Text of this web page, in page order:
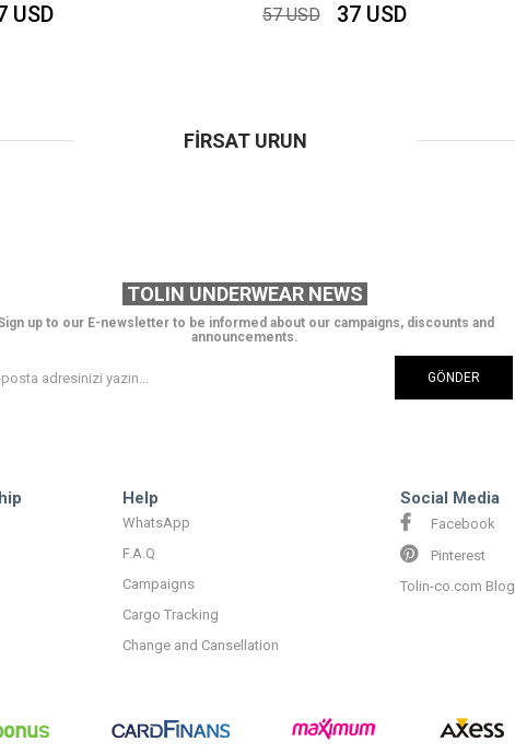
USD 37 USD
57 USD
FIRSAT URUN
TOLIN UNDERWEAR NEWS
up to our E-newsletter to be informed about our campaigns, discounts and
announcements.
GÖNDER
Help
WhatsApp
F.A.Q
Campaigns
Cargo Tracking
Change and Cansellation
Social Media
Facebook
Pinterest
Tolin-co.com Blog